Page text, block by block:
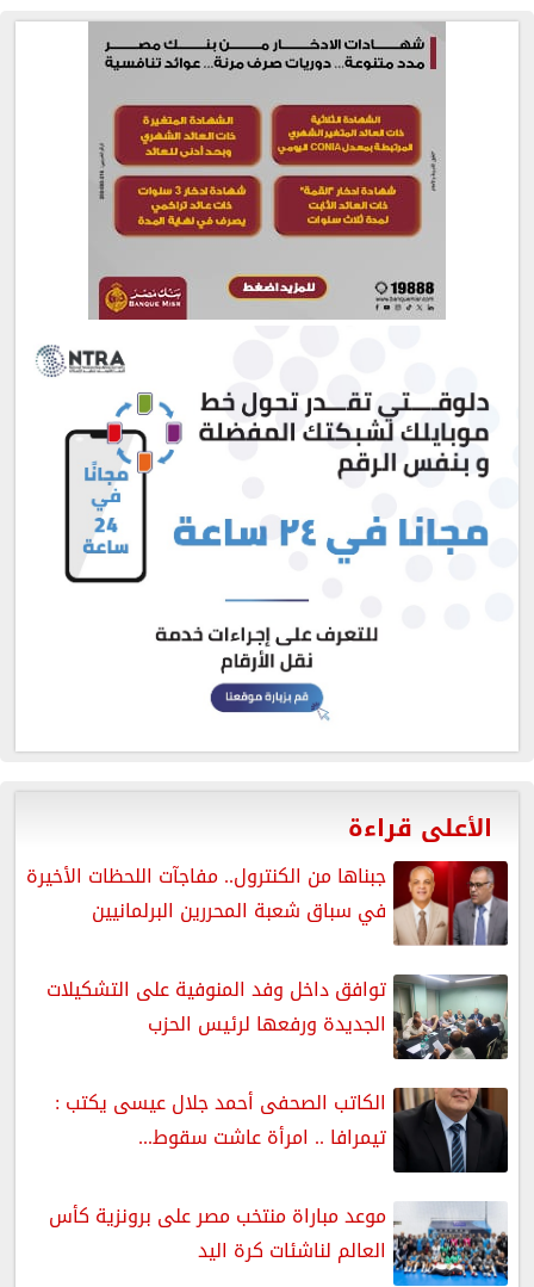
الأعلى قراءة
جبناها من الكنترول.. مفاجآت اللحظات الأخيرة
في سباق شعبة المحررين البرلمانيين
توافق داخل وفد المنوفية على التشكيلات
الجديدة ورفعها لرئيس الحزب
الكاتب الصحفى أحمد جلال عيسى يكتب :
تيمرافا .. امرأة عاشت سقوط...
موعد مباراة منتخب مصر على برونزية كأس
العالم لناشئات كرة اليد